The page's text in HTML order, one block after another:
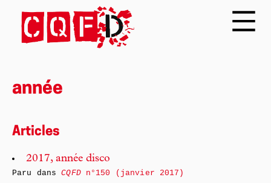
année
Articles
2017, année disco
Paru dansCQFDn°150 (janvier 2017)